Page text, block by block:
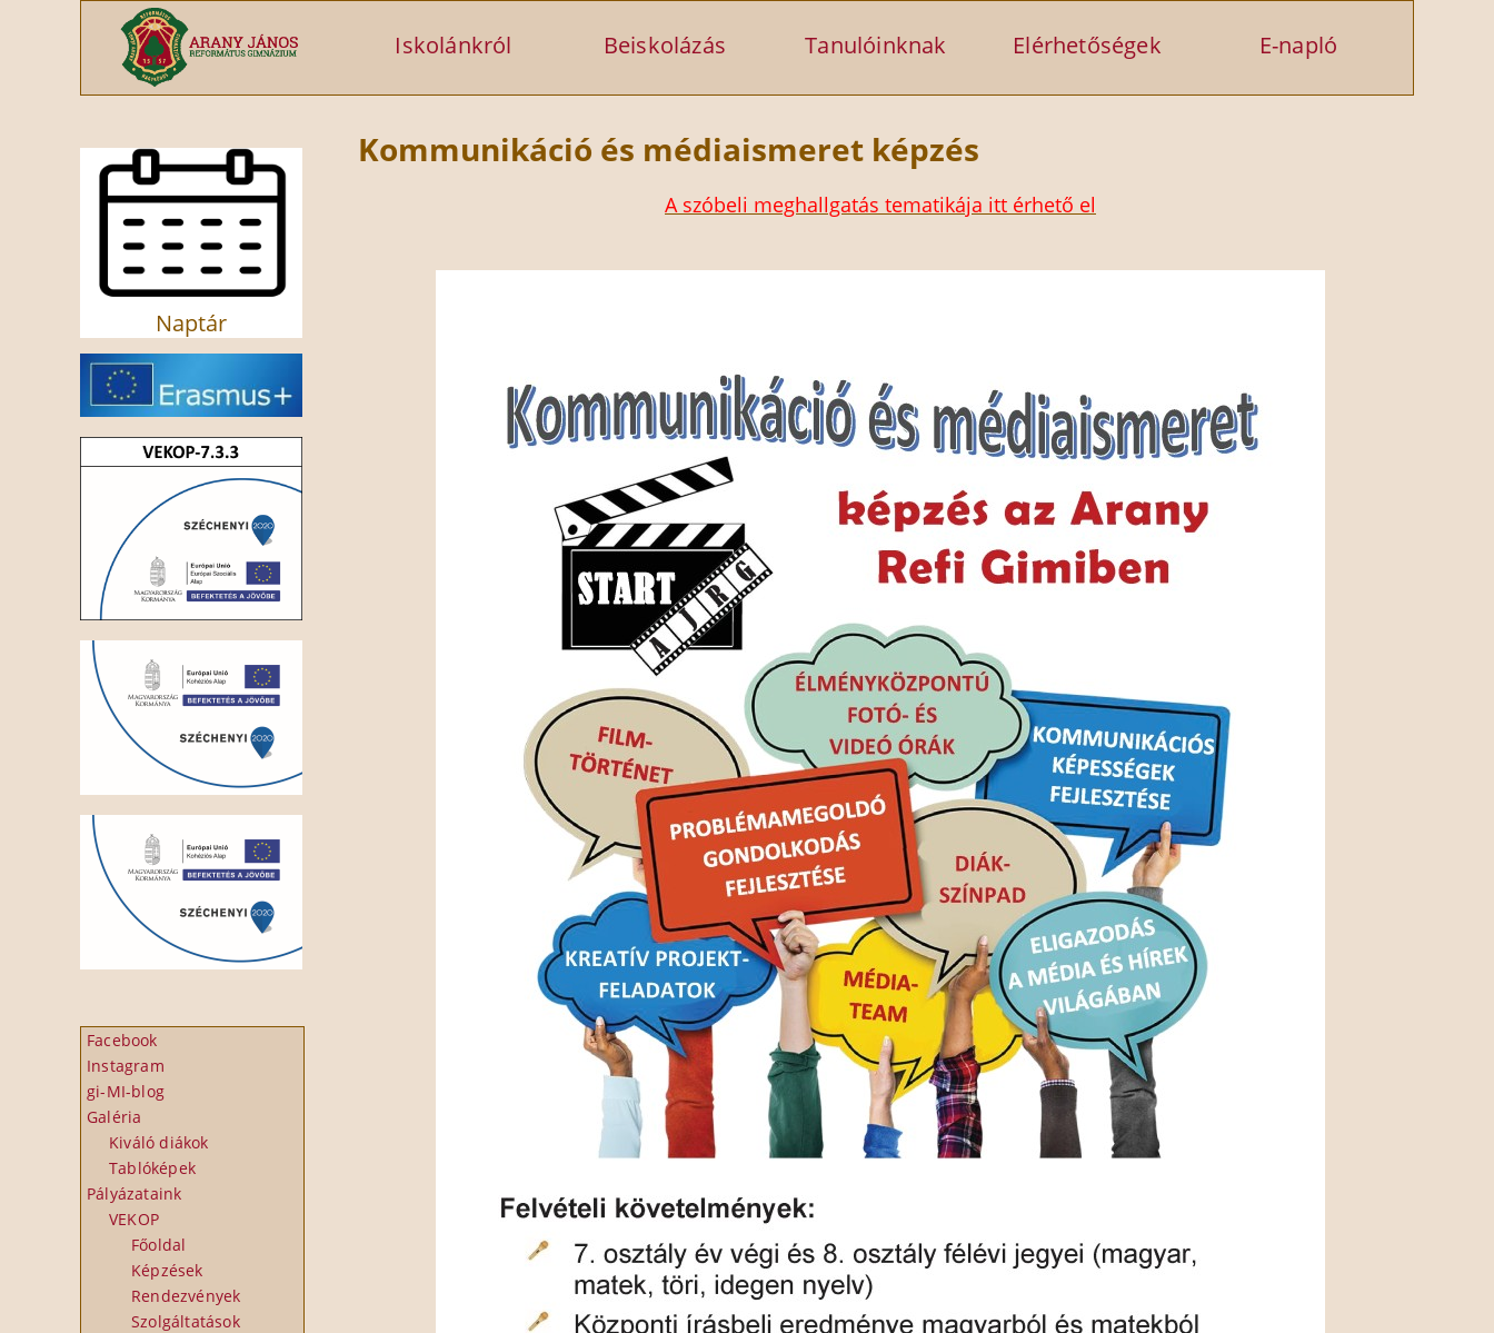
Ugrás a tartalomra
Iskolánkról Beiskolázás Tanulóinknak Elérhetőségek E-napló
Naptár
Facebook
Instagram
gi-MI-blog
Galéria
Kiváló diákok
Tablóképek
Pályázataink
VEKOP
Főoldal
Képzések
Rendezvények
Szolgáltatások
Kommunikáció és médiaismeret képzés
A szóbeli meghallgatás tematikája itt érhető el